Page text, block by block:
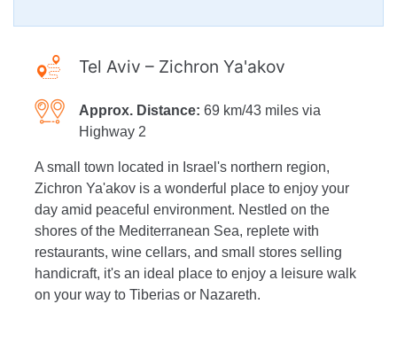
Tel Aviv – Zichron Ya'akov
Approx. Distance: 69 km/43 miles via
Highway 2
A small town located in Israel's northern region,
Zichron Ya'akov is a wonderful place to enjoy your
day amid peaceful environment. Nestled on the
shores of the Mediterranean Sea, replete with
restaurants, wine cellars, and small stores selling
handicraft, it's an ideal place to enjoy a leisure walk
on your way to Tiberias or Nazareth.